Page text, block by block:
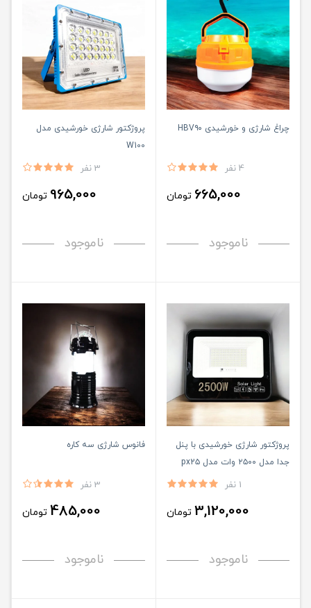
چراغ شارژی و خورشیدی HBV۹۰
4 نفر
665,000 تومان
ناموجود
پروژکتور شارژی خورشیدی مدل
W100
3 نفر
965,000 تومان
ناموجود
پروژکتور شارژی خورشیدی با پنل
جدا مدل ۲۵۰۰ وات مدل px2۵
1 نفر
3,120,000 تومان
ناموجود
فانوس شارژی سه کاره
3 نفر
485,000 تومان
ناموجود